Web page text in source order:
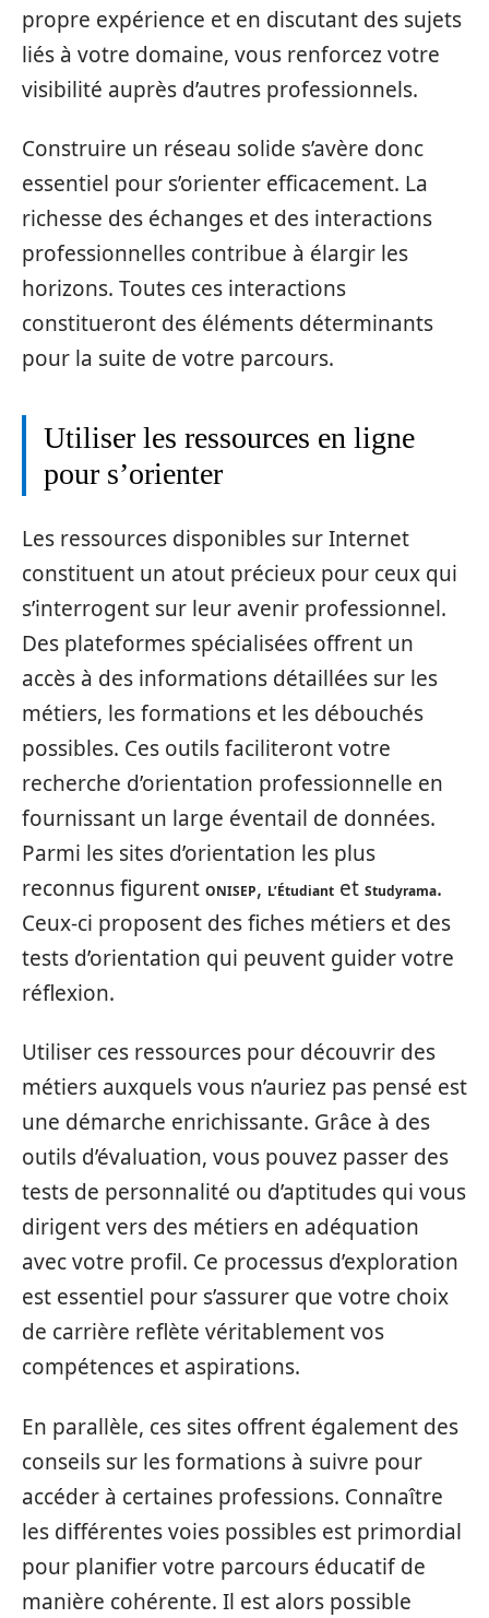
propre expérience et en discutant des sujets
liés à votre domaine, vous renforcez votre
visibilité auprès d’autres professionnels.
Construire un réseau solide s’avère donc
essentiel pour s’orienter efficacement. La
richesse des échanges et des interactions
professionnelles contribue à élargir les
horizons. Toutes ces interactions
constitueront des éléments déterminants
pour la suite de votre parcours.
Utiliser les ressources en ligne
pour s’orienter
Les ressources disponibles sur Internet
constituent un atout précieux pour ceux qui
s’interrogent sur leur avenir professionnel.
Des plateformes spécialisées offrent un
accès à des informations détaillées sur les
métiers, les formations et les débouchés
possibles. Ces outils faciliteront votre
recherche d’orientation professionnelle en
fournissant un large éventail de données.
Parmi les sites d’orientation les plus
reconnus figurent ONISEP, L’Étudiant et Studyrama.
Ceux-ci proposent des fiches métiers et des
tests d’orientation qui peuvent guider votre
réflexion.
Utiliser ces ressources pour découvrir des
métiers auxquels vous n’auriez pas pensé est
une démarche enrichissante. Grâce à des
outils d’évaluation, vous pouvez passer des
tests de personnalité ou d’aptitudes qui vous
dirigent vers des métiers en adéquation
avec votre profil. Ce processus d’exploration
est essentiel pour s’assurer que votre choix
de carrière reflète véritablement vos
compétences et aspirations.
En parallèle, ces sites offrent également des
conseils sur les formations à suivre pour
accéder à certaines professions. Connaître
les différentes voies possibles est primordial
pour planifier votre parcours éducatif de
manière cohérente. Il est alors possible